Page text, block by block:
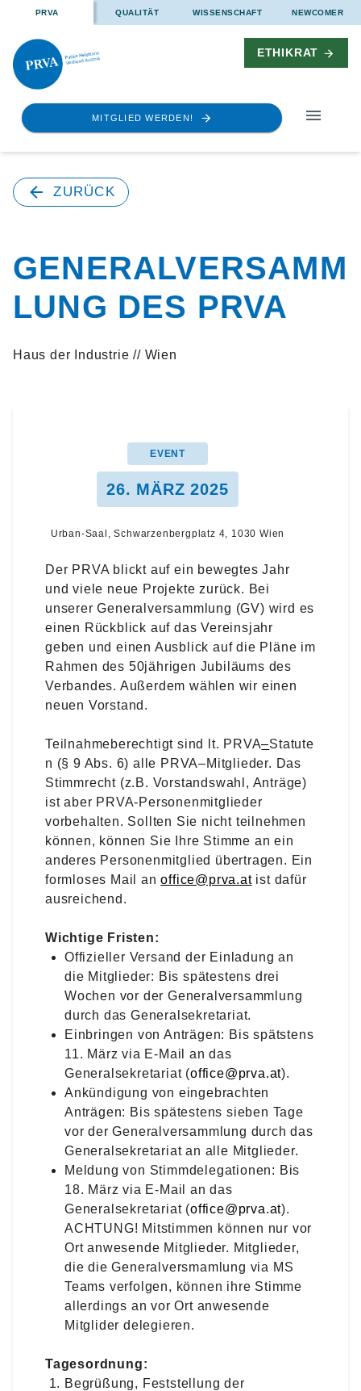
PRVA QUALITÄT WISSENSCHAFT NEWCOMER
ETHIKRAT
MITGLIED WERDEN!
ZURÜCK
GENERALVERSAMM
LUNG DES PRVA
Haus der Industrie // Wien
EVENT
26. MÄRZ 2025
Urban-Saal, Schwarzenbergplatz 4, 1030 Wien
Der PRVA blickt auf ein bewegtes Jahr
und viele neue Projekte zurück. Bei
unserer Generalversammlung (GV) wird es
einen Rückblick auf das Vereinsjahr
geben und einen Ausblick auf die Pläne im
Rahmen des 50jährigen Jubiläums des
Verbandes. Außerdem wählen wir einen
neuen Vorstand.
Teilnahmeberechtigt sind lt. PRVA–Statute
n (§ 9 Abs. 6) alle PRVA–Mitglieder. Das
Stimmrecht (z.B. Vorstandswahl, Anträge)
ist aber PRVA-Personenmitglieder
vorbehalten. Sollten Sie nicht teilnehmen
können, können Sie I
hre Stimme an ein
anderes Personenmitglied übertragen. Ein
formloses Mail anoffice@prva.atist dafür
ausreichend.
Wichtige Fristen:
Offizieller Versand der Einladung an
die Mitglieder: Bis spätestens drei
Wochen vor der Generalversammlung
durch das Generalsekretariat.
Einbringen von Anträgen: Bis spätstens
11. März via E-Mail an das
Generalsekretariat (office@prva.at).
Ankündigung von eingebrachten
Anträgen: Bis spätestens sieben Tage
vor der Generalversammlung durch das
Generalsekretariat an alle Mitglieder.
Meldung von Stimmdelegationen: Bis
18. März via E-Mail an das
Generalsekretariat (office@prva.at).
ACHTUNG! Mitstimmen können nur vor
Ort anwesende Mitglieder. Mitglieder,
die die Generalversmamlung via MS
Teams verfolgen, können ihre Stimme
allerdings an vor Ort anwesende
Mitglider delegieren.
Tagesordnung:
Begrüßung, Feststellung der